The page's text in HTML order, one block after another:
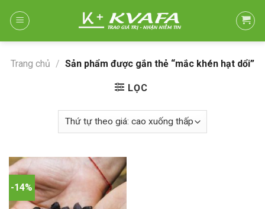
Trang chủ / Sản phẩm được gắn thẻ “mắc khén hạt dổi”
LỌC
-14%